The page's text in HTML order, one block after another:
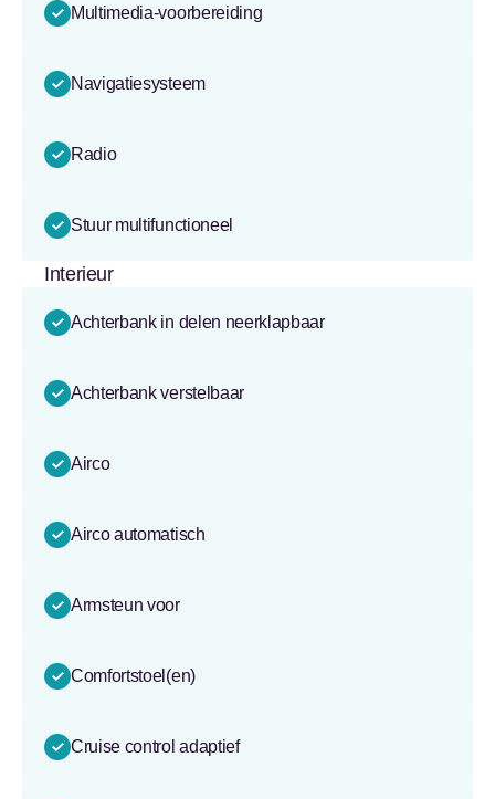
Multimedia-voorbereiding
Navigatiesysteem
Radio
Stuur multifunctioneel
Interieur
Achterbank in delen neerklapbaar
Achterbank verstelbaar
Airco
Airco automatisch
Armsteun voor
Comfortstoel(en)
Cruise control adaptief